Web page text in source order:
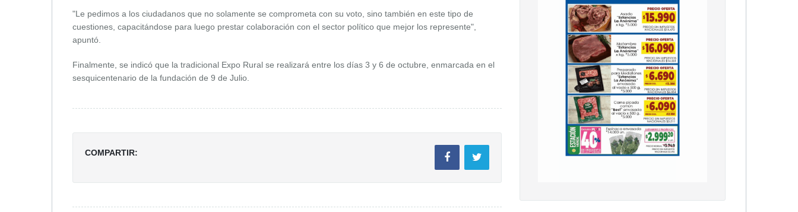
"Le pedimos a los ciudadanos que no solamente se comprometa con su voto, sino también en este tipo de
cuestiones, capacitándose para luego prestar colaboración con el sector político que mejor los represente",
apuntó.
Finalmente, se indicó que la tradicional Expo Rural se realizará entre los días 3 y 6 de octubre, enmarcada en el
sesquicentenario de la fundación de 9 de Julio.
COMPARTIR: